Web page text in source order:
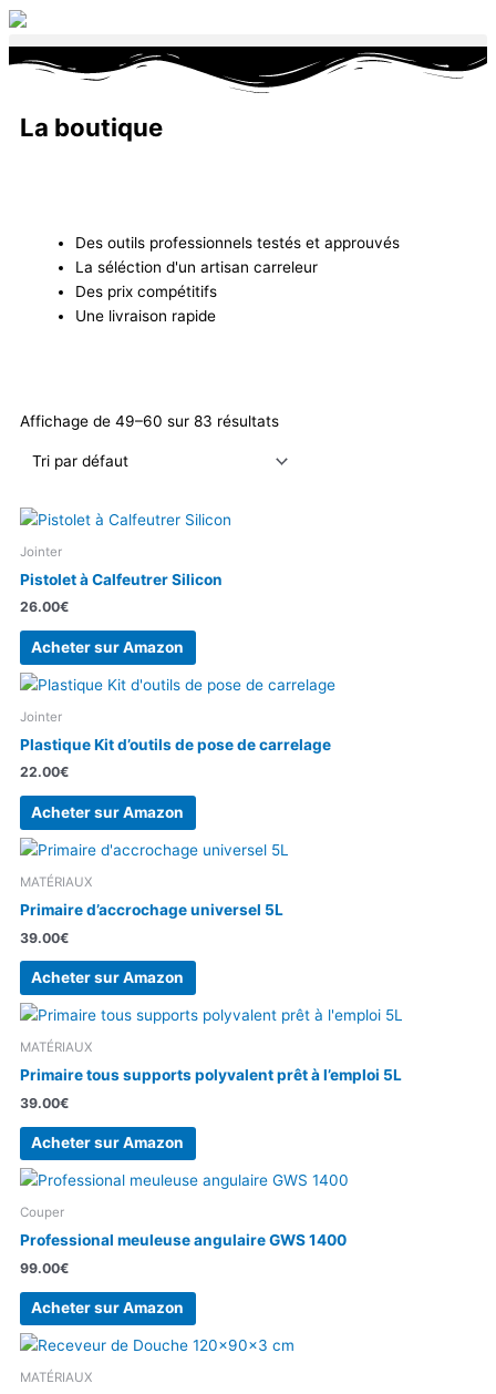
Aller
contenu
La boutique
Des outils professionnels testés et approuvés
La séléction d'un artisan carreleur
Des prix compétitifs
Une livraison rapide
Affichage de 49–60 sur 83 résultats
Jointer
Pistolet à Calfeutrer Silicon
26.00€
Acheter sur Amazon
Jointer
Plastique Kit d’outils de pose de carrelage
22.00€
Acheter sur Amazon
MATÉRIAUX
Primaire d’accrochage universel 5L
39.00€
Acheter sur Amazon
MATÉRIAUX
Primaire tous supports polyvalent prêt à l’emploi 5L
39.00€
Acheter sur Amazon
Couper
Professional meuleuse angulaire GWS 1400
99.00€
Acheter sur Amazon
MATÉRIAUX